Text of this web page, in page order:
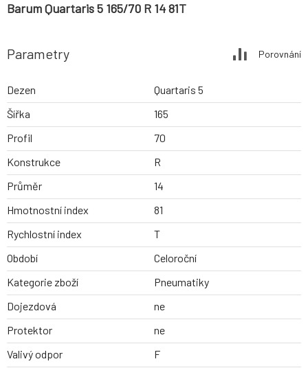
Barum Quartaris 5 165/70 R 14 81T
Parametry Porovnání
Dezen
Quartaris 5
Šířka
165
Profil
70
Konstrukce
R
Průměr
14
Hmotnostní index
81
Rychlostní index
T
Období
Celoroční
Kategorie zboží
Pneumatiky
Dojezdová
ne
Protektor
ne
Valivý odpor
F